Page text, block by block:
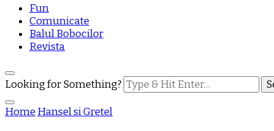
Fun
Comunicate
Balul Bobocilor
Revista
Looking for Something?
Home Hansel si Gretel